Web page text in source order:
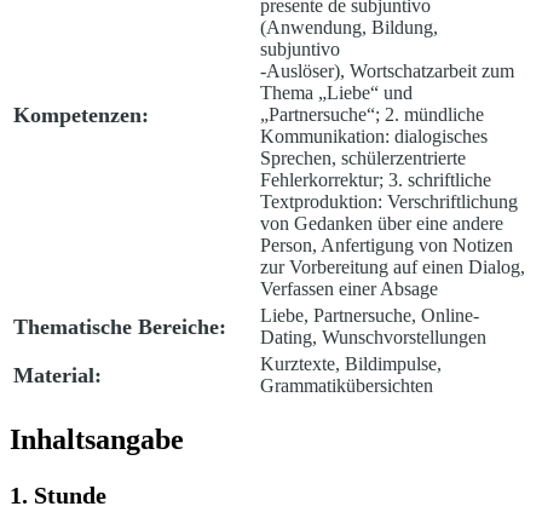
Kompetenzen:
presente de subjuntivo
(Anwendung, Bildung,
subjuntivo
-Auslöser), Wortschatzarbeit zum
Thema „Liebe“ und
„Partnersuche“; 2. mündliche
Kommunikation: dialogisches
Sprechen, schülerzentrierte
Fehlerkorrektur; 3. schriftliche
Textproduktion: Verschriftlichung
von Gedanken über eine andere
Person, Anfertigung von Notizen
zur Vorbereitung auf einen Dialog,
Verfassen einer Absage
Thematische Bereiche:
Liebe, Partnersuche, Online-
Dating, Wunschvorstellungen
Material:
Kurztexte, Bildimpulse,
Grammatikübersichten
Inhaltsangabe
1. Stunde